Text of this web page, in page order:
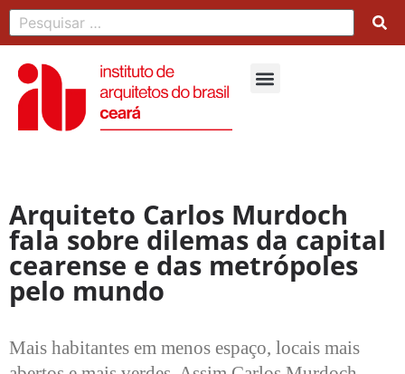
Arquiteto Carlos Murdoch
fala sobre dilemas da capital
cearense e das metrópoles
pelo mundo
Mais habitantes em menos espaço, locais mais